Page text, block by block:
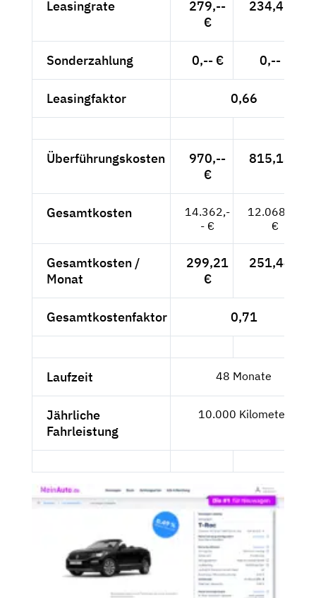
Leasingrate
279,--
€
234,45 €
Sonderzahlung 0,-- € 0,-- €
Leasingfaktor 0,66
Überführungskosten
970,--
€
815,13 €
Gesamtkosten
14.362,-
- €
12.068,91
€
Gesamtkosten /
Monat
299,21
€
251,44 €
Gesamtkostenfaktor 0,71
Laufzeit 48 Monate
Jährliche
Fahrleistung
10.000 Kilometer